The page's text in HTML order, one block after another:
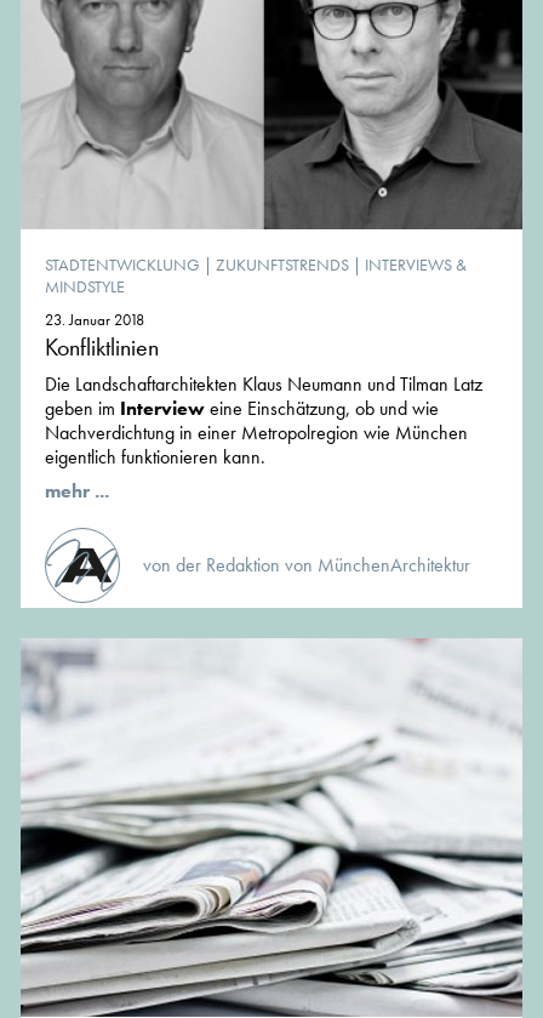
STADTENTWICKLUNG | ZUKUNFTSTRENDS | INTERVIEWS &
MINDSTYLE
23. Januar 2018
Konfliktlinien
Die Landschaftarchitekten Klaus Neumann und Tilman Latz
geben im Intervieweine Einschätzung, ob und wie
Nachverdichtung in einer Metropolregion wie München
eigentlich funktionieren kann.
mehr ...
von der Redaktion von MünchenArchitektur